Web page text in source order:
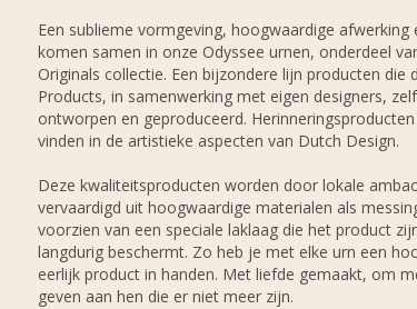
Een sublieme vormgeving, hoogwaardige afwerking
komen samen in onze Odyssee urnen, onderdeel
Originals collectie. Een bijzondere lijn producten die
Products, in samenwerking met eigen designers,
ontworpen en geproduceerd.
vinden in de artistieke aspecten van Dutch Design.
Deze kwaliteitsproducten worden door lokale
vervaardigd uit hoogwaardige materialen als
voorzien van een speciale laklaag die het product
langdurig beschermt. Zo heb je met elke urn een
eerlijk product in handen. Met liefde gemaakt, om
geven aan hen die er niet meer zijn.